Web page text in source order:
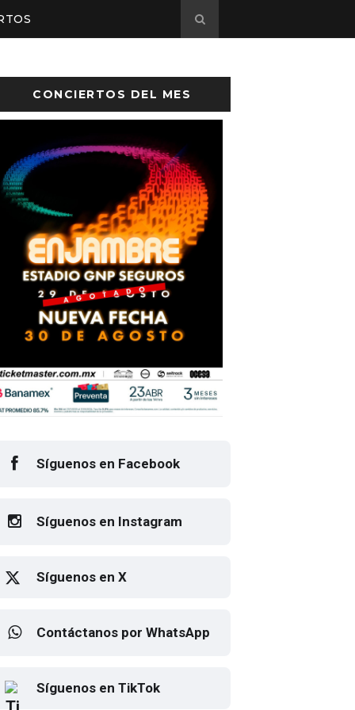
Emblema 2026: Pop tan diverso
CONCIERTOS DEL MES
Síguenos en Facebook
Síguenos en Instagram
Síguenos en X
Contáctanos por WhatsApp
Síguenos en TikTok
Elton John regresa a CDMX
para despedirse en el Estadio